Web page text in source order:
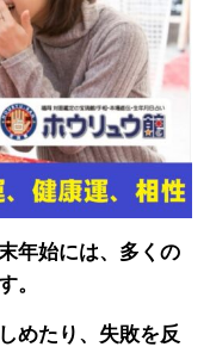
年始には、多くの
。
めたり、失敗を反